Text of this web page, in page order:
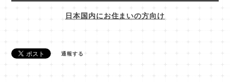
日本国内にお住まいの方向け
通報する